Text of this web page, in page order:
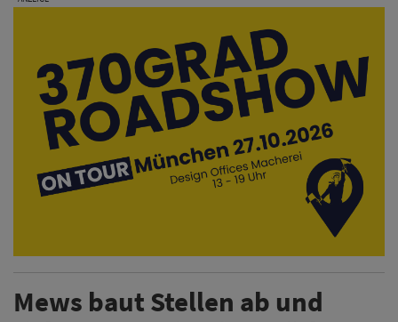
Mews baut Stellen ab und
richtet Organisation stärker
auf KI aus